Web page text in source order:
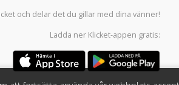
och delar det du gillar med dina vänner!
Ladda ner Klicket-appen gratis: